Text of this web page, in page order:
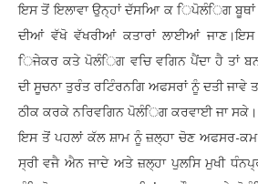
ਇਸ ਤੋਂ ਇਲਾਵਾ ਉਨ੍ਹਾਂ ਦੱਸਆਿ ਕ ਿਪੋਲੰਿਗ ਬੂਥਾਂ
ਦੀਆਂ ਵੱਖੋ ਵੱਖਰੀਆਂ ਕਤਾਰਾਂ ਲਾਈਆਂ ਜਾਣ।ਇਸ
ਿਜੇਕਰ ਕਤੇ ਪੋਲੰਿਗ ਵਚਿ ਵਗਿਨ ਪੈਂਦਾ ਹੈ ਤਾਂ
ਦੀ ਸੂਚਨਾ ਤੁਰੰਤ ਰਟਿੰਰਨਗਿ ਅਫਸਰਾਂ ਨੂੰ ਦਤੀ
ਠੀਕ ਕਰਕੇ ਨਰਿਵਗਿਨ ਪੋਲੰਿਗ ਕਰਵਾਈ ਜਾ ਸਕੇ।
ਇਸ ਤੋਂ ਪਹਲਾਂ ਕੱਲ ਸ਼ਾਮ ਨੂੰ ਜ਼ਲ੍ਹਾ ਚੋਣ ਅਫਸਰ-ਕਮ-
ਸ੍ਰੀ ਵਜੈ ਐਨ ਜਾਦੇ ਅਤੇ ਜ਼ਲ੍ਹਾ ਪੁਲਸਿ ਮੁਖੀ